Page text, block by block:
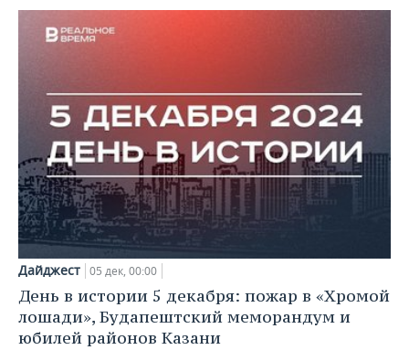
Дайджест 05 дек, 00:00
День в истории 5 декабря: пожар в «Хромой
лошади», Будапештский меморандум и
юбилей районов Казани